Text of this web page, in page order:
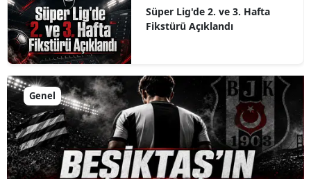
Süper Lig'de 2. ve 3. Hafta
Fikstürü Açıklandı
Genel